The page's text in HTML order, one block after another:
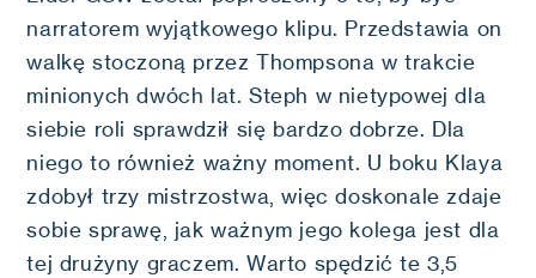
narratorem wyjątkowego klipu. Przedstawia on
walkę stoczoną przez Thompsona w trakcie
minionych dwóch lat. Steph w nietypowej dla
siebie roli sprawdził się bardzo dobrze. Dla
niego to również ważny moment. U boku Klaya
zdobył trzy mistrzostwa, więc doskonale zdaje
sobie sprawę, jak ważnym jego kolega jest dla
tej drużyny graczem. Warto spędzić te 3,5